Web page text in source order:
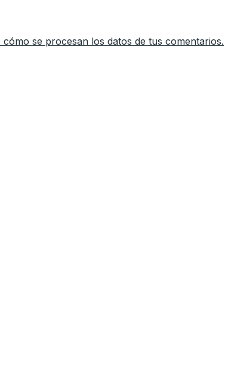
cómo se procesan los datos de tus comentarios.